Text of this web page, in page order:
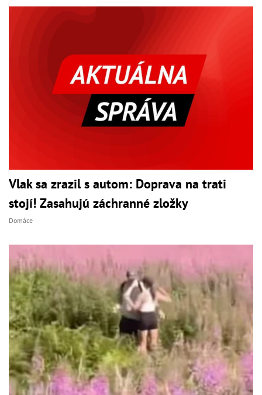
Vlak sa zrazil s autom: Doprava na trati
stojí! Zasahujú záchranné zložky
Domáce